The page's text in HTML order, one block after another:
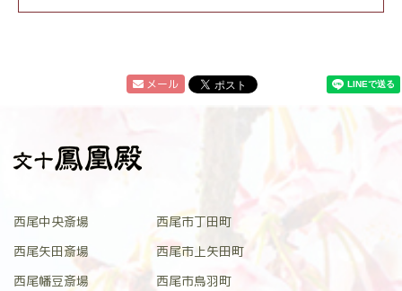
メール
西尾中央斎場
西尾市丁田町
西尾矢田斎場
西尾市上矢田町
西尾幡豆斎場
西尾市鳥羽町